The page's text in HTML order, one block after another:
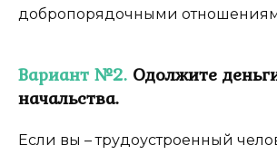
добропорядочными
Вариант №2. Одолжите
начальства.
Если вы – трудоустроенный